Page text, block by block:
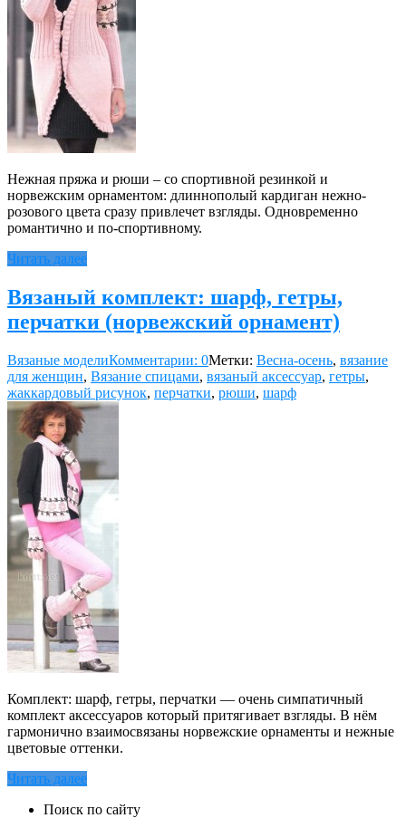
Нежная пряжа и рюши – со спортивной резинкой и
норвежским орнаментом: длиннополый кардиган нежно-
розового цвета сразу привлечет взгляды. Одновременно
романтично и по-спортивному.
Читать далее
Вязаный комплект: шарф, гетры,
перчатки (норвежский орнамент)
Вязаные моделиКомментарии: 0Метки: Весна-осень, вязание
для женщин, Вязание спицами, вязаный аксессуар, гетры,
жаккардовый рисунок, перчатки, рюши, шарф
Комплект: шарф, гетры, перчатки — очень симпатичный
комплект аксессуаров который притягивает взгляды. В нём
гармонично взаимосвязаны норвежские орнаменты и нежные
цветовые оттенки.
Читать далее
Поиск по сайту